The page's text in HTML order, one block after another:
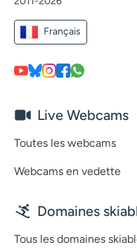
Français
Live Webcams
Toutes les webcams
Webcams en vedette
Domaines
Tous les domaines